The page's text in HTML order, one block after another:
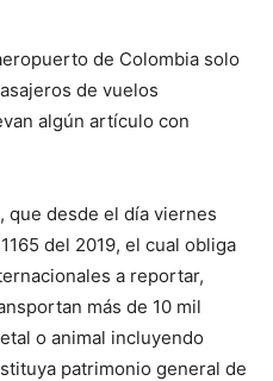
de Colombia solo
de vuelos
algún artículo con
que desde el día viernes
del 2019, el cual obliga
a reportar,
más de 10 mil
o animal incluyendo
patrimonio general de